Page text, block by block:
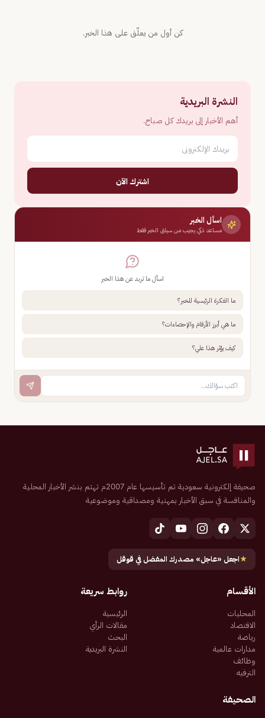
كن أول من يعلّق على هذا الخبر.
النشرة البريدية
أهم الأخبار إلى بريدك كل صباح.
اشترك الآن
اسأل الخبر
مساعد ذكي يجيب من سياق الخبر فقط
اسأل ما تريد عن هذا الخبر
ما الفكرة الرئيسية للخبر؟
ما هي أبرز الأرقام والإحصاءات؟
كيف يؤثر هذا علي؟
صحيفة إلكترونية سعودية تم تأسيسها عام 2007م تهتم بنشر الأخبار المحلية
والمنافسة في سبق الأخبار بمهنية ومصداقية وموضوعية
★اجعل «عاجل» مصدرك المفضل في قوقل
الأقسام
المحليات
الاقتصاد
رياضة
مدارات عالمية
وظائف
الترفيه
روابط سريعة
الرئيسية
مقالات الرأي
البحث
النشرة البريدية
الصحيفة